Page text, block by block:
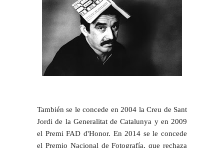
También se le concede en 2004 la Creu de Sant
Jordi de la Generalitat de Catalunya y en 2009
el Premi FAD d'Honor. En 2014 se le concede
el Premio Nacional de Fotografía, que rechaza